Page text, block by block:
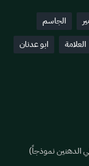
الجاسم
العلامة
ابو عدنان
الدهنين نموذجاً)